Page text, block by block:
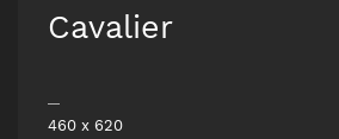
Cavalier
460 x 620